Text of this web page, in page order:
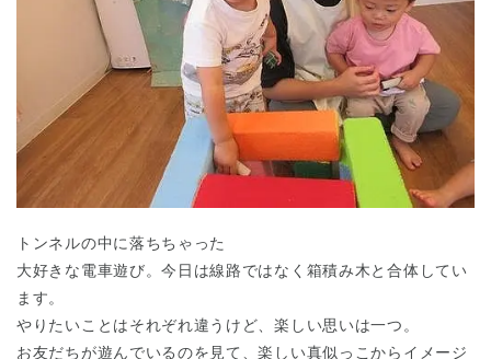
神奈川県 神奈川県 全域
トンネルの中に落ちちゃった
大好きな電車遊び。今日は線路ではなく箱積み木と合体してい
ます。
やりたいことはそれぞれ違うけど、楽しい思いは一つ。
お友だちが遊んでいるのを見て、楽しい真似っこからイメージ